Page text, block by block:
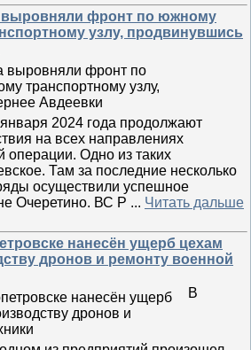
выровняли фронт по южному
узлу, продвинувшись
2024 года продолжают
на всех направлениях
операции. Одно из таких
Там за последние несколько
осуществили успешное
Очеретино. ВС Р ... Читать дальше
нанесён ущерб цехам
дронов и ремонту военной
В